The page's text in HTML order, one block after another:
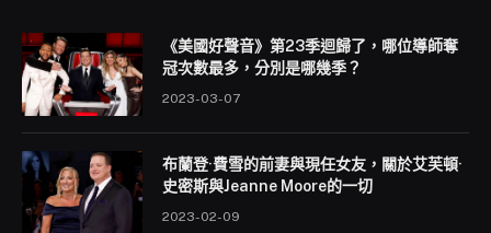
《美國好聲音》第23季迴歸了，哪位導師奪
冠次數最多，分別是哪幾季？
2023-03-07
布蘭登·費雪的前妻與現任女友，關於艾芙頓·
史密斯與Jeanne Moore的一切
2023-02-09